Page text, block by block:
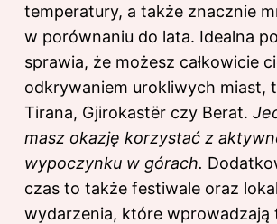
temperatury, a także znacznie
w porównaniu do lata. Idealna
sprawia, że możesz całkowicie
odkrywaniem urokliwych miast,
Tirana, Gjirokastër czy Berat.
masz okazję korzystać z
wypoczynku w górach.
czas to także festiwale oraz
wydarzenia, które wprowadzają